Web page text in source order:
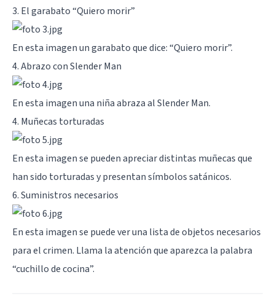
3. El garabato “Quiero morir”
En esta imagen un garabato que dice: “Quiero morir”.
4. Abrazo con Slender Man
En esta imagen una niña abraza al Slender Man.
4. Muñecas torturadas
En esta imagen se pueden apreciar distintas muñecas que
han sido torturadas y presentan símbolos satánicos.
6. Suministros necesarios
En esta imagen se puede ver una lista de objetos necesarios
para el crimen. Llama la atención que aparezca la palabra
“cuchillo de cocina”.